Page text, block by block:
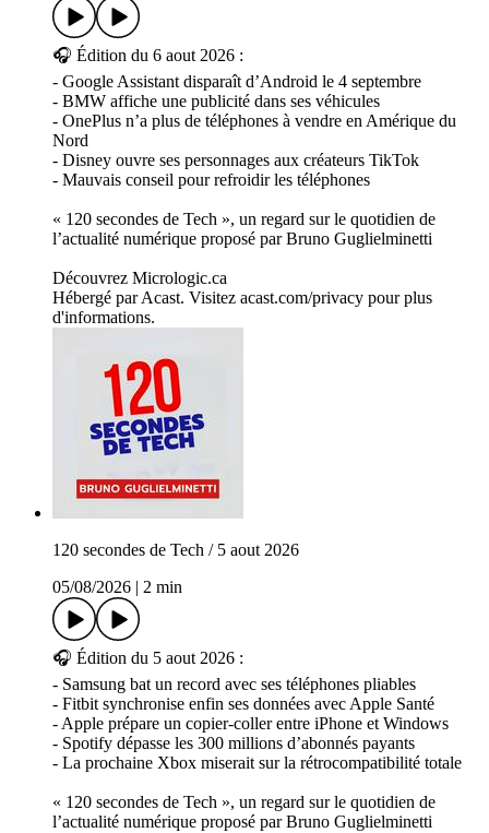
🎧 Édition du 6 aout 2026 :
- Google Assistant disparaît d’Android le 4 septembre
- BMW affiche une publicité dans ses véhicules
- OnePlus n’a plus de téléphones à vendre en Amérique du
Nord
- Disney ouvre ses personnages aux créateurs TikTok
- Mauvais conseil pour refroidir les téléphones
« 120 secondes de Tech », un regard sur le quotidien de
l’actualité numérique proposé par Bruno Guglielminetti
Découvrez Micrologic.ca
Hébergé par Acast. Visitez acast.com/privacy pour plus
d'informations.
120 secondes de Tech / 5 aout 2026
05/08/2026
2 min
🎧 Édition du 5 aout 2026 :
- Samsung bat un record avec ses téléphones pliables
- Fitbit synchronise enfin ses données avec Apple Santé
- Apple prépare un copier-coller entre iPhone et Windows
- Spotify dépasse les 300 millions d’abonnés payants
- La prochaine Xbox miserait sur la rétrocompatibilité totale
« 120 secondes de Tech », un regard sur le quotidien de
l’actualité numérique proposé par Bruno Guglielminetti